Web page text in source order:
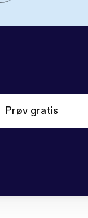
Prøv gratis